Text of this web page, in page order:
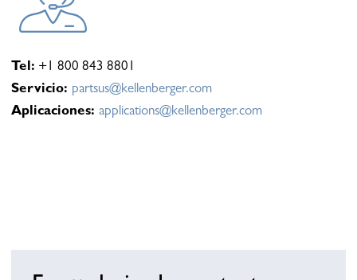
Tel: +1 800 843 8801
Servicio: partsus@kellenberger.com
Aplicaciones: applications@kellenberger.com